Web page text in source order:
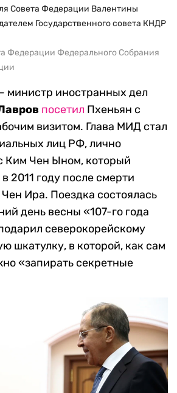
Совета Федерации Валентины
Государственного совета КНДР
Федерации Федерального Собрания
министр иностранных дел
посетил Пхеньян с
визитом. Глава МИД стал
лиц РФ, лично
Ким Чен Ыном, который
2011 году после смерти
Ира. Поездка состоялась
день весны «107-го года
северокорейскому
шкатулку, в которой, как сам
«запирать секретные